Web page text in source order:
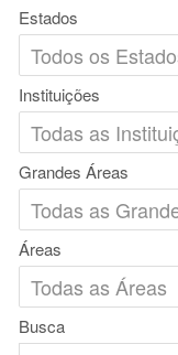
Estados
Instituições
Grandes Áreas
Áreas
Busca